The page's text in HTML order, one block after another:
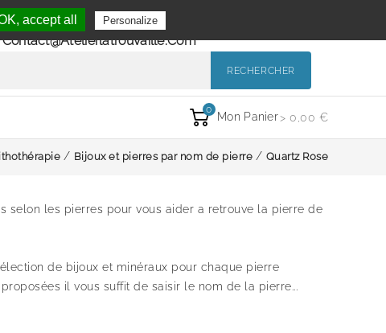
de 9h à 12h et de 14h à 18h
Contact@atelierlatrouvaille.com
RECHERCHER
0
Mon Panier> 0,00 €
Bijoux et pierres par nom de pierre Quartz Rose
selon les pierres pour vous aider a retrouve la pierre de
de bijoux et minéraux pour chaque pierre
il vous suffit de saisir le nom de la pierre...
accept all Personalize